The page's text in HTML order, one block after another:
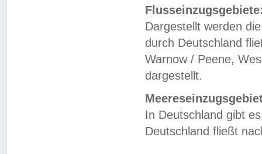
Dargestellt werden
durch Deutschland
Warnow / Peene,
dargestellt.
In Deutschland gibt
Deutschland fließt